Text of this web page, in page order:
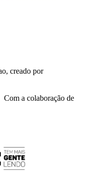
creado por
a colaboração de